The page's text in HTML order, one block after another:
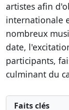
artistes afin
internationale
nombreux
date,
participants,
culminant du
Faits clés